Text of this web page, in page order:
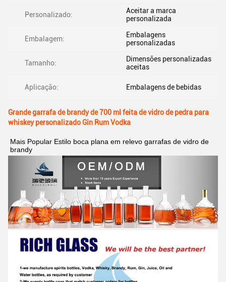
Personalizado:
Aceitar a marca
personalizada
Embalagem:
Embalagens
personalizadas
Tamanho:
Dimensões personalizadas
aceitas
Aplicação: Embalagens de bebidas
Grande garrafa de brandy de 700 ml feita de vidro de pedra para
whiskey personalizado Gin Rum Vodka
Mais Popular Estilo boca plana em relevo garrafas de vidro de
brandy